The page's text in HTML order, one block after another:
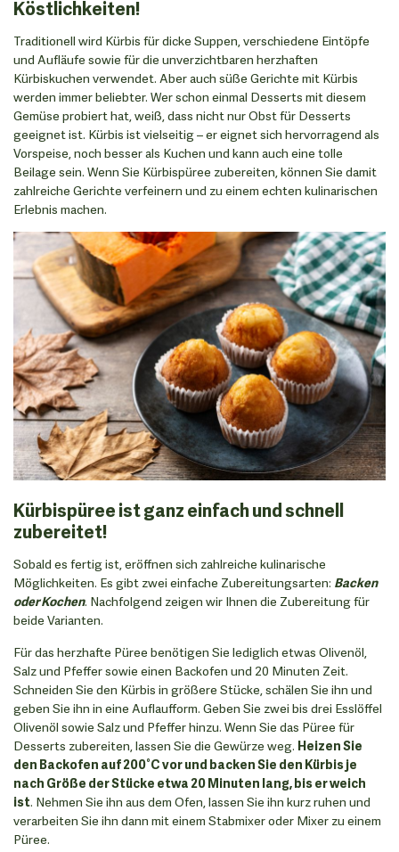
Köstlichkeiten!
Traditionell wird Kürbis für dicke Suppen, verschiedene Eintöpfe
und Aufläufe sowie für die unverzichtbaren herzhaften
Kürbiskuchen verwendet. Aber auch süße Gerichte mit Kürbis
werden immer beliebter. Wer schon einmal Desserts mit diesem
Gemüse probiert hat, weiß, dass nicht nur Obst für Desserts
geeignet ist. Kürbis ist vielseitig – er eignet sich hervorragend als
Vorspeise, noch besser als Kuchen und kann auch eine tolle
Beilage sein. Wenn Sie Kürbispüree zubereiten, können Sie damit
zahlreiche Gerichte verfeinern und zu einem echten kulinarischen
Erlebnis machen.
Kürbispüree ist ganz einfach und schnell
zubereitet!
Sobald es fertig ist, eröffnen sich zahlreiche kulinarische
Möglichkeiten. Es gibt zwei einfache Zubereitungsarten: Backen
oder Kochen. Nachfolgend zeigen wir Ihnen die Zubereitung für
beide Varianten.
Für das herzhafte Püree benötigen Sie lediglich etwas Olivenöl,
Salz und Pfeffer sowie einen Backofen und 20 Minuten Zeit.
Schneiden Sie den Kürbis in größere Stücke, schälen Sie ihn und
geben Sie ihn in eine Auflaufform. Geben Sie zwei bis drei Esslöffel
Olivenöl sowie Salz und Pfeffer hinzu. Wenn Sie das Püree für
Desserts zubereiten, lassen Sie die Gewürze weg. Heizen Sie
den Backofen auf 200°C vor und backen Sie den Kürbis je
nach Größe der Stücke etwa 20 Minuten lang, bis er weich
ist. Nehmen Sie ihn aus dem Ofen, lassen Sie ihn kurz ruhen und
verarbeiten Sie ihn dann mit einem Stabmixer oder Mixer zu einem
Püree.